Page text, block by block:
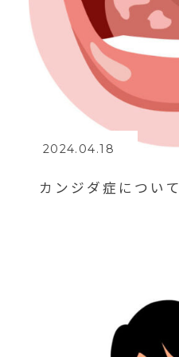
2024.04.18
カンジダ症について